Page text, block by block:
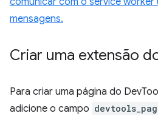
mensagens.
Criar uma extensão
Para criar uma página do
adicione o campo